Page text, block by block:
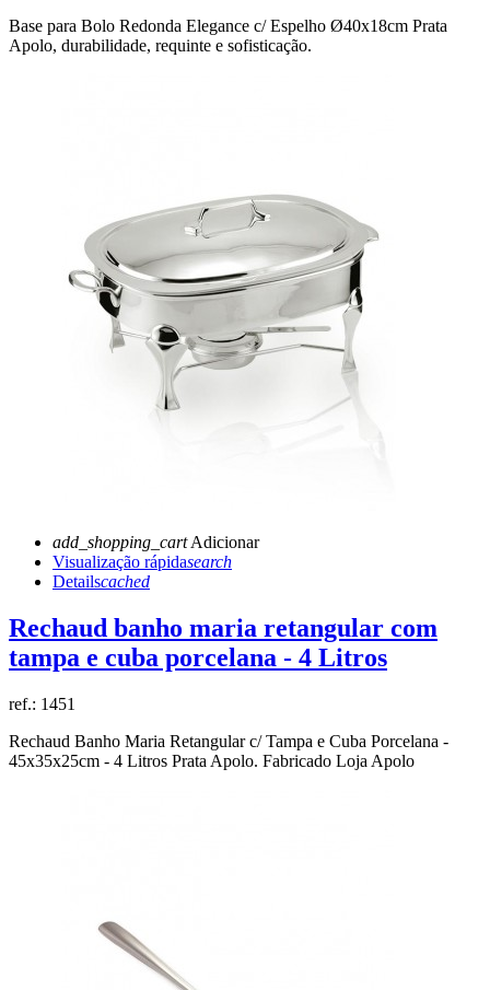
Base para Bolo Redonda Elegance c/ Espelho Ø40x18cm Prata
Apolo, durabilidade, requinte e sofisticação.
add_shopping_cartAdicionar
Visualização rápidasearch
Detailscached
Rechaud banho maria retangular com
tampa e cuba porcelana - 4 Litros
ref.: 1451
Rechaud Banho Maria Retangular c/ Tampa e Cuba Porcelana -
45x35x25cm - 4 Litros Prata Apolo. Fabricado Loja Apolo